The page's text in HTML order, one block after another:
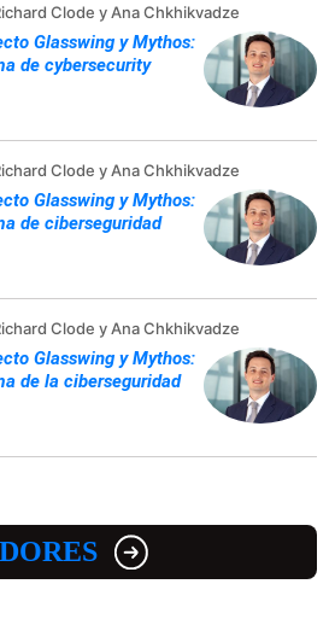
Clode y Ana Chkhikvadze
Glasswing y Mythos:
de cybersecurity
Clode y Ana Chkhikvadze
Glasswing y Mythos:
de ciberseguridad
Clode y Ana Chkhikvadze
Glasswing y Mythos:
de la ciberseguridad